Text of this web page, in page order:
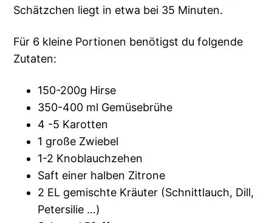
Schätzchen liegt in etwa bei 35 Minuten.
Für 6 kleine Portionen benötigst du folgende
Zutaten:
150-200g Hirse
350-400 ml Gemüsebrühe
4 -5 Karotten
1 große Zwiebel
1-2 Knoblauchzehen
Saft einer halben Zitrone
2 EL gemischte Kräuter (Schnittlauch, Dill,
Petersilie …)